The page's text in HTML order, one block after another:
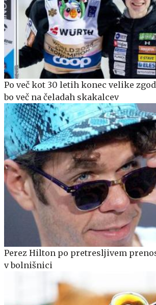
Po več kot 30 letih konec velike
bo več na čeladah skakalcev
Perez Hilton po pretresljivem
v bolnišnici